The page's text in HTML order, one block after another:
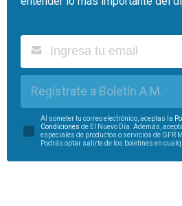
Regístrate a Boletín A.M.
Al someter tu correo electrónico, aceptas la
Condiciones de El Nuevo Día. Además,
especiales de productos o servicios de GFR
Podrás optar salirte de los boletines en